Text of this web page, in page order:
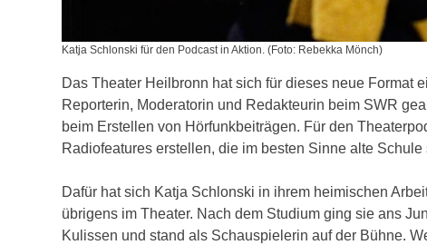
Katja Schlonski für den Podcast in Aktion. (Foto: Rebekka Mönch)
Das Theater Heilbronn hat sich für dieses neue Format
Reporterin, Moderatorin und Redakteurin beim SWR
beim Erstellen von Hörfunkbeiträgen. Für den
Radiofeatures erstellen, die im besten Sinne alte
Dafür hat sich Katja Schlonski in ihrem heimischen
übrigens im Theater. Nach dem Studium ging sie ans
Kulissen und stand als Schauspielerin auf der Bühne.